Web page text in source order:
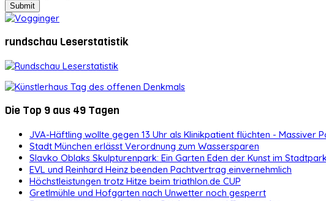
rundschau Leserstatistik
Die Top 9 aus 49 Tagen
JVA-Häftling wollte gegen 13 Uhr als Klinikpatient flüchten - Massiver
Stadt München erlässt Verordnung zum Wassersparen
Slavko Oblaks Skulpturenpark: Ein Garten Eden der Kunst im
EVL und Reinhard Heinz beenden Pachtvertrag einvernehmlich
Höchstleistungen trotz Hitze beim triathlon.de CUP
Gretlmühle und Hofgarten nach Unwetter noch gesperrt